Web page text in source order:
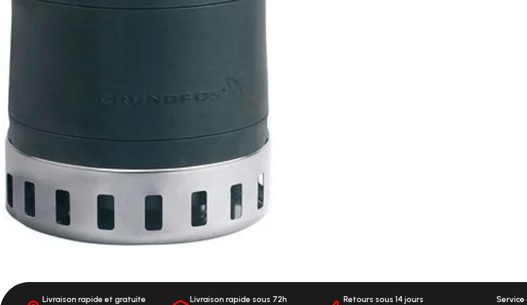
Livraison rapide et gratuite Livraison rapide sous 72h Retours sous 14 jours